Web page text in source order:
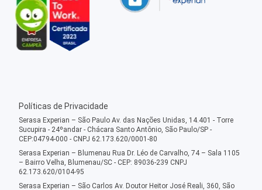
Políticas de Privacidade
Serasa Experian – São Paulo Av. das Nações Unidas, 14.401 - Torre
Sucupira - 24ºandar - Chácara Santo Antônio, São Paulo/SP -
CEP:04794-000 - CNPJ 62.173.620/0001-80
Serasa Experian – Blumenau Rua Dr. Léo de Carvalho, 74 – Sala 1105
– Bairro Velha, Blumenau/SC - CEP: 89036-239 CNPJ
62.173.620/0104-95
Serasa Experian – São Carlos Av. Doutor Heitor José Reali, 360, São